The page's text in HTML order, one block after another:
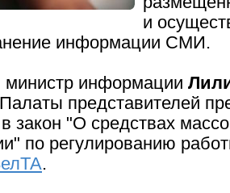
и
информации СМИ.
министр информации
представителей
закон "О средствах
по регулированию
.